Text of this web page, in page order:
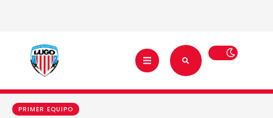
PRIMER EQUIPO